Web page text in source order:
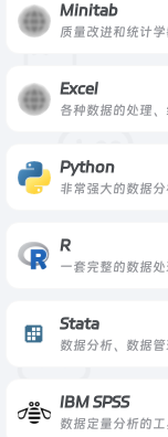
Minitab
质量改进和统计
Excel
各种数据的处理
Python
非常强大的数据
R
一套完整的数据
Stata
数据分析、数据
IBM SPSS
数据定量分析的